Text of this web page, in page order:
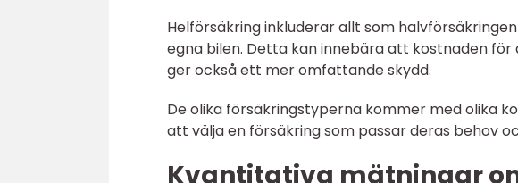
Helförsäkring inkluderar allt som
egna bilen. Detta kan innebära att kostnaden
ger också ett mer omfattande skydd.
De olika försäkringstyperna kommer med olika
att välja en försäkring som passar deras behov
Kvantitativa mätningar